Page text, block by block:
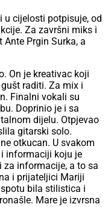
u cijelosti potpisuje, od
Za završni miks i
Prgin Surka, a
On je kreativac koji
raditi. Za mix i
Finalni vokali su
Doprinio je i sa
dijelu. Otpjevao
gitarski solo.
otkucan. U svakom
informaciji koju je
za informacije, a to sa
i prijateljici Mariji
spotu bila stilistica i
Mare je izvrsna